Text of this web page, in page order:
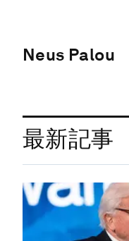
Neus Palou
最新記事